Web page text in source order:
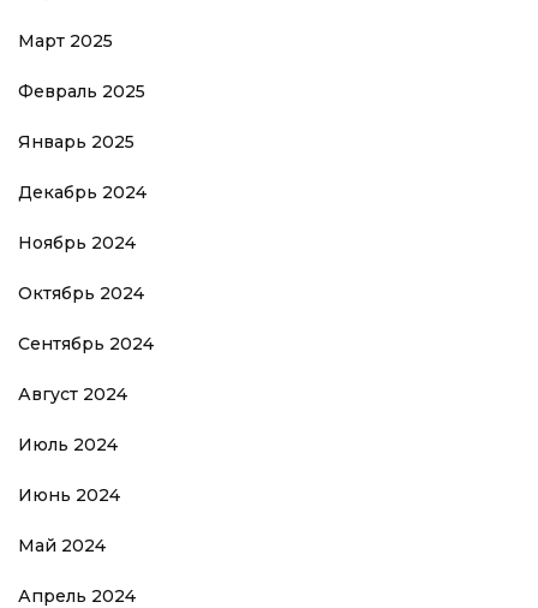
Март 2025
Февраль 2025
Январь 2025
Декабрь 2024
Ноябрь 2024
Октябрь 2024
Сентябрь 2024
Август 2024
Июль 2024
Июнь 2024
Май 2024
Апрель 2024